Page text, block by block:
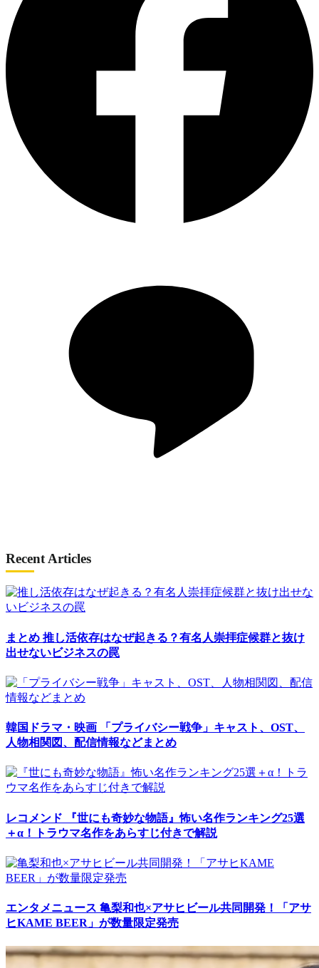
Recent Articles
まとめ 推し活依存はなぜ起きる？有名人崇拝症候群と抜け
出せないビジネスの罠
韓国ドラマ・映画 「プライバシー戦争」キャスト、OST、
人物相関図、配信情報などまとめ
レコメンド 『世にも奇妙な物語』怖い名作ランキング25選
＋α！トラウマ名作をあらすじ付きで解説
エンタメニュース 亀梨和也×アサヒビール共同開発！「アサ
ヒKAME BEER」が数量限定発売